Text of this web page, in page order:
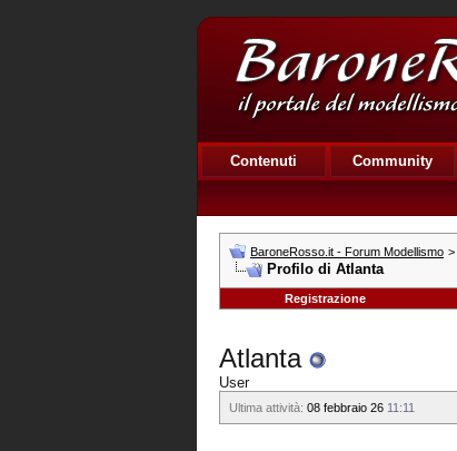
Contenuti Community
BaroneRosso.it - Forum Modellismo >
Profilo di Atlanta
Registrazione
Atlanta
User
Ultima attività: 08 febbraio 26 11:11